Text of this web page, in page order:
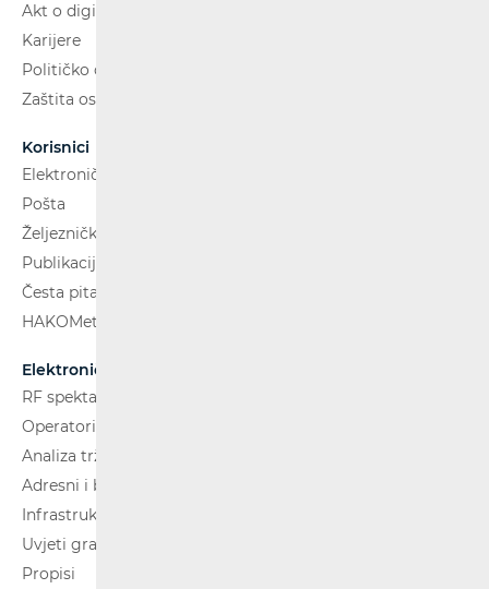
Akt o digitalnim uslugama
Karijere
Političko oglašavanje
Zaštita osobnih podataka
Korisnici
Elektroničke komunikacije
Pošta
Željeznički putnički prijevoz
Publikacije
Česta pitanja
HAKOMetar
Elektroničke komunikacije
RF spektar
Operatori i usluge
Analiza tržišta
Adresni i brojevni prostor
Infrastruktura
Uvjeti gradnje
Propisi